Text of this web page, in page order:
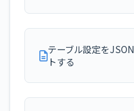
テーブル設定を
トする